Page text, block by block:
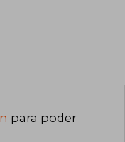
para poder